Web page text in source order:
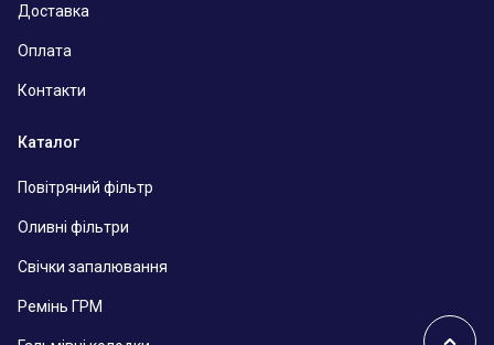
Доставка
Оплата
Контакти
Каталог
Повітряний фільтр
Оливні фільтри
Свічки запалювання
Ремінь ГРМ